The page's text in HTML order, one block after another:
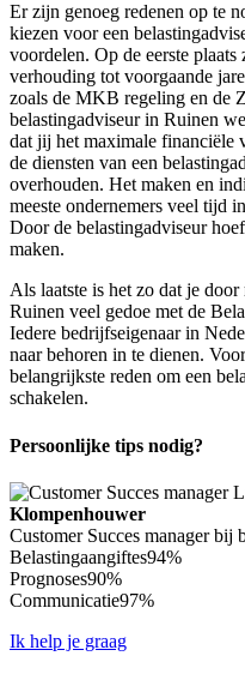
Er zijn genoeg redenen op te
kiezen voor een
voordelen. Op de eerste
verhouding tot voorgaande
zoals de MKB regeling en de
belastingadviseur in Ruinen
dat jij het maximale financiële
de diensten van een
overhouden. Het maken en
meeste ondernemers veel tijd
Door de belastingadviseur
maken.
Als laatste is het zo dat je
Ruinen veel gedoe met de
Iedere bedrijfseigenaar in
naar behoren in te dienen.
belangrijkste reden om een
schakelen.
Persoonlijke tips nodig?
Klompenhouwer
Customer Succes manager bij
Belastingaangiftes94%
Prognoses90%
Communicatie97%
Ik help je graag